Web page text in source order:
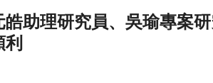
皓助理研究員、吳瑜專案